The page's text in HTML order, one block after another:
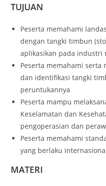
TUJUAN
Peserta memahami
dengan tangki timbun
aplikasikan pada industri
Peserta memahami serta
dan identifikasi tangki
peruntukannya
Peserta mampu
Keselamatan dan
pengoperasian dan
Peserta memahami
yang berlaku
MATERI